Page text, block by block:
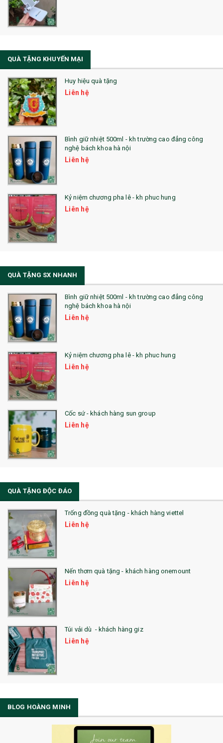
Sổ Sạc Đa Năng
La Fonte
QUÀ TẶNG KHUYẾN MẠI
Huy hiệu quà tặng
Liên hệ
Bình giữ nhiệt 500ml - kh trường cao đẳng công
nghệ bách khoa hà nội
Liên hệ
Kỷ niệm chương pha lê - kh phuc hung
Liên hệ
QUÀ TẶNG SX NHANH
Bình giữ nhiệt 500ml - kh trường cao đẳng công
nghệ bách khoa hà nội
Liên hệ
Kỷ niệm chương pha lê - kh phuc hung
Liên hệ
Cốc sứ - khách hàng sun group
Liên hệ
QUÀ TẶNG ĐỘC ĐÁO
Trống đồng quà tặng - khách hàng viettel
Liên hệ
Nến thơm quà tặng - khách hàng onemount
Liên hệ
Túi vải dù - khách hàng giz
Liên hệ
BLOG HOÀNG MINH